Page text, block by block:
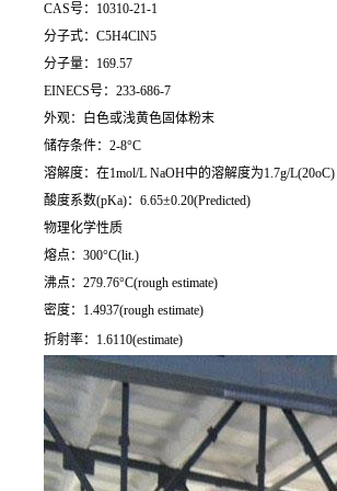
CAS号：10310-21-1
分子式：C5H4ClN5
分子量：169.57
EINECS号：233-686-7
外观：白色或浅黄色固体粉末
储存条件：2-8°C
溶解度：在1mol/L NaOH中的溶解度为1.7g/L(20oC)
酸度系数(pKa)：6.65±0.20(Predicted)
物理化学性质
熔点：300°C(lit.)
沸点：279.76°C(rough estimate)
密度：1.4937(rough estimate)
折射率：1.6110(estimate)